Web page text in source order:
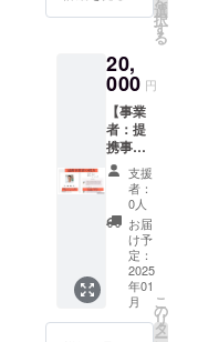
伝えす
ること
でチ
ケット
が2枚利
用可能
になり
ます。
利用期
限は1年
（2025
年12月
31日ま
で）で
会に参
加でき
ます。
利用期
限は1年
間
（2025
年12月
31日ま
で）で
す。
2,4,6,8,
10,12月
の最低6
回、開
催予定
12,000
円相
メール
にて告
知され
る街コ
ンに参
加でき
るチ
ケット
（飲食
代含
む）を2
枚ご提
供しま
す。
（ご友
人と一
選
択
す
る
20,
000 円
【事業
者：提
携事業
者の紹
介権】
FLATの
アプリ
内に、
FLAT公
式の
Instagr
amの投
稿への
支援
者：
0人
お届
け予
定：
2025
年01
月
こ
の
リ
タ
ー